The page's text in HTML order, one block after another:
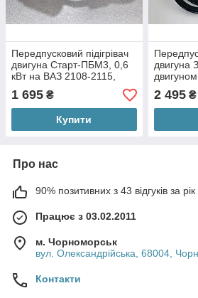
Передпусковий підігрівач
двигуна Старт-ПБМ3, 0,6
кВт на ВАЗ 2108-2115,
Пріора, Каліна, Гранта.
1 695 ₴
Купити
двигуна
(дизель),
2 495₴
Про нас
90% позитивних з 43 відгуків за рік
Працює з 03.02.2011
м. Чорноморськ
вул. Олександрійська, 68004,
Контакти